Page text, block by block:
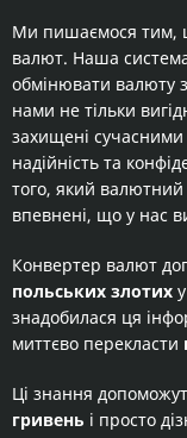
Ми пишаємося тим,
валют. Наша
обмінювати валюту
нами не тільки
захищені
надійність та
того, який
впевнені, що у нас
Конвертер валют
польських злотих у
знадобилася ця
миттєво перекласти
Ці знання
гривень і просто